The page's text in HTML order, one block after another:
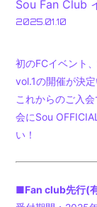
DIARY
502
STORE
Sou Fan Club
2025.01.10
初のFCイベント
vol.1の開催が決定
これからのご入
会にSou
い！
■Fan club先行(